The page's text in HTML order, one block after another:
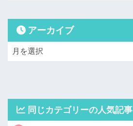
アーカイブ
同じカテゴリーの人気記事